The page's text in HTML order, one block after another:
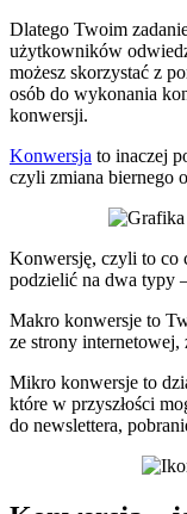
Dlatego Twoim
użytkowników
możesz skorzystać z
osób do wykonania
konwersji.
Konwersja to inaczej
czyli zmiana biernego
Konwersję, czyli to co
podzielić na dwa typy
Makro konwersje to
ze strony internetowej,
Mikro konwersje to
które w przyszłości
do newslettera,